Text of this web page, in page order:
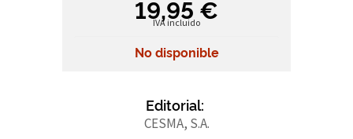
19,95 €
IVA incluido
No disponible
Editorial:
CESMA, S.A.